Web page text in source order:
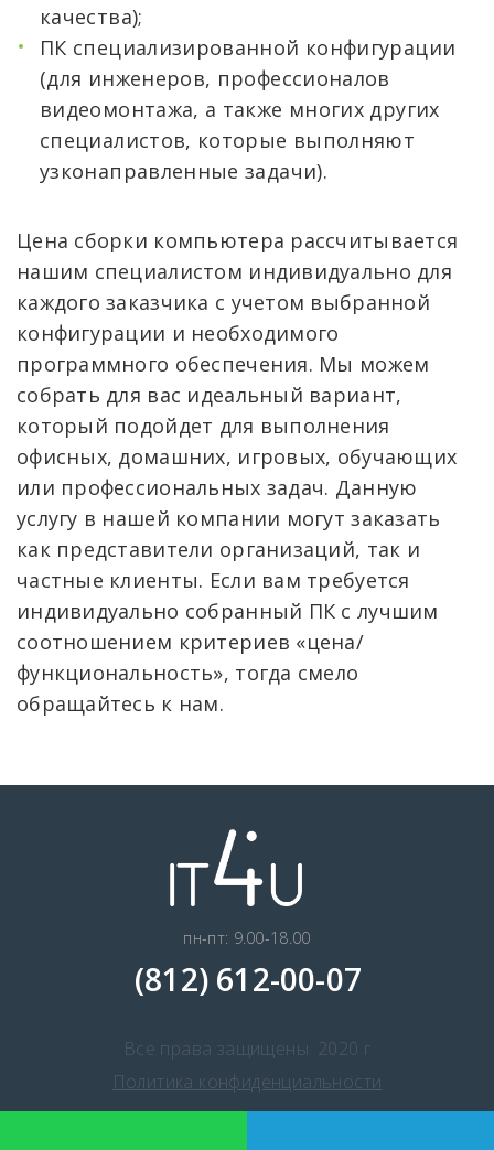
качества);
ПК специализированной конфигурации
(для инженеров, профессионалов
видеомонтажа, а также многих других
специалистов, которые выполняют
узконаправленные задачи).
Цена сборки компьютера рассчитывается
нашим специалистом индивидуально для
каждого заказчика с учетом выбранной
конфигурации и необходимого
программного обеспечения. Мы можем
собрать для вас идеальный вариант,
который подойдет для выполнения
офисных, домашних, игровых, обучающих
или профессиональных задач. Данную
услугу в нашей компании могут заказать
как представители организаций, так и
частные клиенты. Если вам требуется
индивидуально собранный ПК с лучшим
соотношением критериев «цена/
функциональность», тогда смело
обращайтесь к нам.
пн-пт: 9.00-18.00
(812) 612-00-07
Все права защищены. 2020 г
Политика конфиденциальности